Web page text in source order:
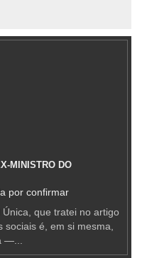
MINISTRO DO
por confirmar
que tratei no artigo
sociais é, em si mesma,
—...